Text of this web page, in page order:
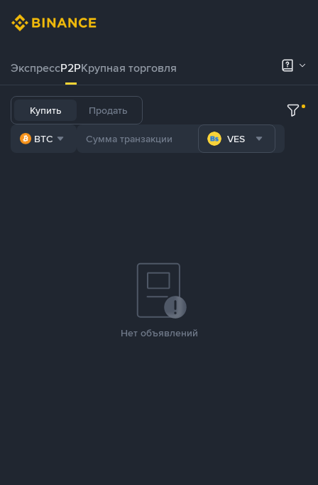
ЭкспрессP2PКрупная торговля
Купить Продать
BTC VES
Нет объявлений